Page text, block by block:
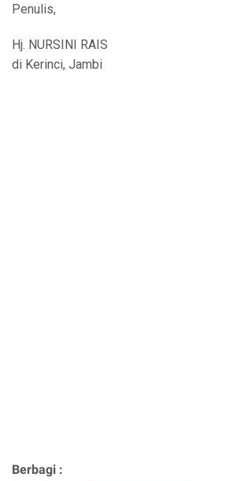
Penulis,
Hj. NURSINI RAIS
di Kerinci, Jambi
Berbagi :